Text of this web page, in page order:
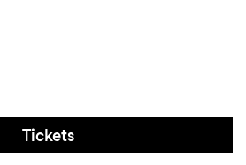
Tickets